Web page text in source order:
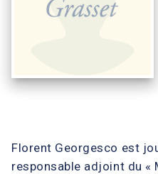
Florent Georgesco est
responsable adjoint du «